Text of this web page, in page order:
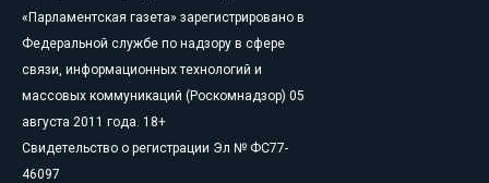
«Парламентская газета» зарегистрировано в
Федеральной службе по надзору в сфере
связи, информационных технологий и
массовых коммуникаций (Роскомнадзор) 05
августа 2011 года. 18+
Свидетельство о регистрации Эл № ФС77-
46097